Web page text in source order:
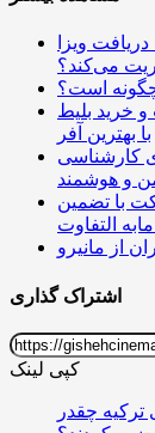
ویزا
می‌کند؟
چگونه است؟
خرید بلیط
با بهترین آفر
کارشناسی
و هوشمند
با تضمین
از مانیرو
اشتراک گذاری
کپی لینک
ترکیه چقدر